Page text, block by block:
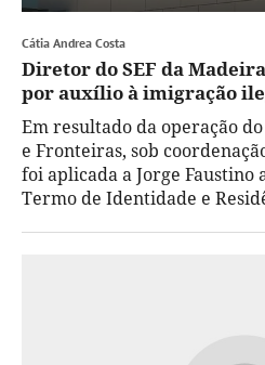
Cátia Andrea Costa
Diretor do SEF da
por auxílio à imigração
Em resultado da operação
e Fronteiras, sob
foi aplicada a Jorge Faustino
Termo de Identidade e